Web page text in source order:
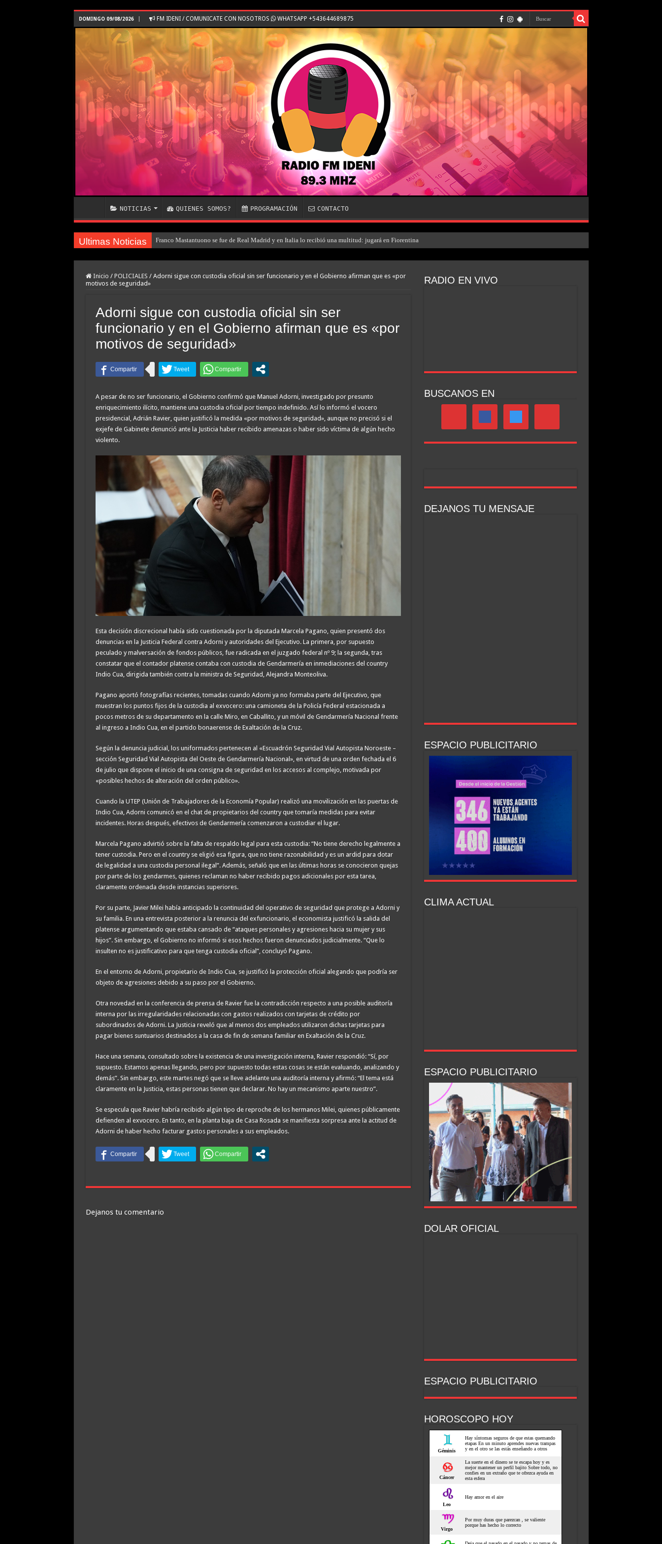
DOMINGO 09/08/2026 FM IDENI / COMUNICATE CON NOSOTROS WHATSAPP +543644689875
NOTICIAS QUIENES SOMOS? PROGRAMACIÓN CONTACTO
Ultimas Noticias Franco Mastantuono se fue de Real Madrid y en Italia lo recibió una multitud: jugará en Fiorentina
Inicio / POLICIALES / Adorni sigue con custodia oficial sin ser funcionario y en el Gobierno afirman que es «por
motivos de seguridad»
Adorni sigue con custodia oficial sin ser
funcionario y en el Gobierno afirman que es «por
motivos de seguridad»
A pesar de no ser funcionario, el Gobierno confirmó que Manuel Adorni, investigado por presunto
enriquecimiento ilícito, mantiene una custodia oficial por tiempo indefinido. Así lo informó el vocero
presidencial, Adrián Ravier, quien justificó la medida «por motivos de seguridad», aunque no precisó si el
exjefe de Gabinete denunció ante la Justicia haber recibido amenazas o haber sido víctima de algún hecho
violento.
Esta decisión discrecional había sido cuestionada por la diputada Marcela Pagano, quien presentó dos
denuncias en la Justicia Federal contra Adorni y autoridades del Ejecutivo. La primera, por supuesto
peculado y malversación de fondos públicos, fue radicada en el juzgado federal nº 9; la segunda, tras
constatar que el contador platense contaba con custodia de Gendarmería en inmediaciones del country
Indio Cua, dirigida también contra la ministra de Seguridad, Alejandra Monteoliva.
Pagano aportó fotografías recientes, tomadas cuando Adorni ya no formaba parte del Ejecutivo, que
muestran los puntos fijos de la custodia al exvocero: una camioneta de la Policía Federal estacionada a
pocos metros de su departamento en la calle Miro, en Caballito, y un móvil de Gendarmería Nacional frente
al ingreso a Indio Cua, en el partido bonaerense de Exaltación de la Cruz.
Según la denuncia judicial, los uniformados pertenecen al «Escuadrón Seguridad Vial Autopista Noroeste –
sección Seguridad Vial Autopista del Oeste de Gendarmería Nacional», en virtud de una orden fechada el 6
de julio que dispone el inicio de una consigna de seguridad en los accesos al complejo, motivada por
«posibles hechos de alteración del orden público».
Cuando la UTEP (Unión de Trabajadores de la Economía Popular) realizó una movilización en las puertas de
Indio Cua, Adorni comunicó en el chat de propietarios del country que tomaría medidas para evitar
incidentes. Horas después, efectivos de Gendarmería comenzaron a custodiar el lugar.
Marcela Pagano advirtió sobre la falta de respaldo legal para esta custodia: “No tiene derecho legalmente a
tener custodia. Pero en el country se eligió esa figura, que no tiene razonabilidad y es un ardid para dotar
de legalidad a una custodia personal ilegal”. Además, señaló que en las últimas horas se conocieron quejas
por parte de los gendarmes, quienes reclaman no haber recibido pagos adicionales por esta tarea,
claramente ordenada desde instancias superiores.
Por su parte, Javier Milei había anticipado la continuidad del operativo de seguridad que protege a Adorni y
su familia. En una entrevista posterior a la renuncia del exfuncionario, el economista justificó la salida del
platense argumentando que estaba cansado de “ataques personales y agresiones hacia su mujer y sus
hijos”. Sin embargo, el Gobierno no informó si esos hechos fueron denunciados judicialmente. “Que lo
insulten no es justificativo para que tenga custodia oficial”, concluyó Pagano.
En el entorno de Adorni, propietario de Indio Cua, se justificó la protección oficial alegando que podría ser
objeto de agresiones debido a su paso por el Gobierno.
Otra novedad en la conferencia de prensa de Ravier fue la contradicción respecto a una posible auditoría
interna por las irregularidades relacionadas con gastos realizados con tarjetas de crédito por
subordinados de Adorni. La Justicia reveló que al menos dos empleados utilizaron dichas tarjetas para
pagar bienes suntuarios destinados a la casa de fin de semana familiar en Exaltación de la Cruz.
Hace una semana, consultado sobre la existencia de una investigación interna, Ravier respondió: “Sí, por
supuesto. Estamos apenas llegando, pero por supuesto todas estas cosas se están evaluando, analizando y
demás”. Sin embargo, este martes negó que se lleve adelante una auditoría interna y afirmó: “El tema está
claramente en la Justicia, estas personas tienen que declarar. No hay un mecanismo aparte nuestro”.
Se especula que Ravier habría recibido algún tipo de reproche de los hermanos Milei, quienes públicamente
defienden al exvocero. En tanto, en la planta baja de Casa Rosada se manifiesta sorpresa ante la actitud de
Adorni de haber hecho facturar gastos personales a sus empleados.
Dejanos tu comentario
RADIO EN VIVO
BUSCANOS EN
DEJANOS TU MENSAJE
ESPACIO PUBLICITARIO
CLIMA ACTUAL
ESPACIO PUBLICITARIO
DOLAR OFICIAL
ESPACIO PUBLICITARIO
HOROSCOPO HOY